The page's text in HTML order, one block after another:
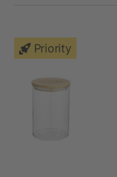
Priority